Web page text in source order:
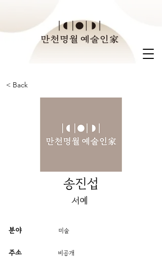
< Back
송진섭
서예
분야
주소
미술
​비공개